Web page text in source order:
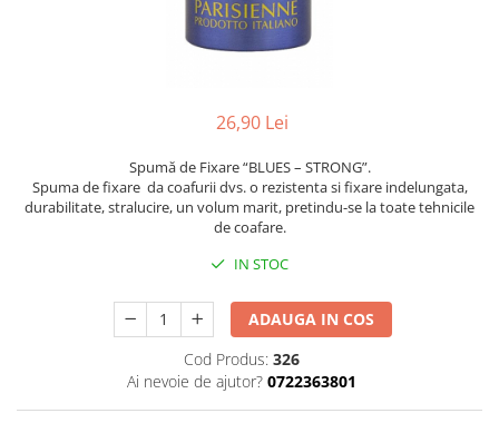
Deodorante si antiperspirante
Produse pentru epilare
Produse pentru protectie solara
Creion si tus ochi
Ruj si creion buze
26,90 Lei
Spumă de Fixare “BLUES – STRONG”.
Spuma de fixare da coafurii dvs. o rezistenta si fixare indelungata,
durabilitate, stralucire, un volum marit, pretindu-se la toate tehnicile
de coafare.
IN STOC
ADAUGA IN COS
Cod Produs: 326
Ai nevoie de ajutor? 0722363801